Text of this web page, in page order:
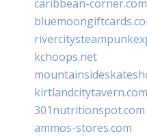
caribbean-corner.com
kchoops.net
kirtlandcitytavern.com
301nutritionspot.com
ammos-stores.com